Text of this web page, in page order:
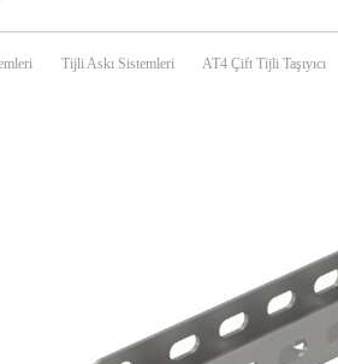
Tijli Askı Sistemleri AT4 Çift Tijli Taşıyıcı